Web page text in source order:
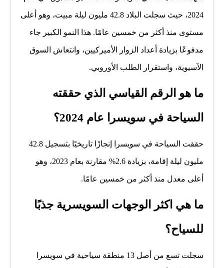
2024، حيث سجلت البلاد 42.8 مليون ليلة مبيت، وهو أعلى
مستوى منذ أكثر من خمسين عامًا. هذا النمو الكبير جاء
مدفوعًا بزيادة أعداد الزوار الأميركيين، وانتعاش السوق
الآسيوية، واستقرار الطلب الأوروبي.
ما هو الرقم القياسي الذي حققته
السياحة في سويسرا عام 2024؟
حققت السياحة في سويسرا إنجازًا تاريخيًا بتسجيل 42.8
مليون ليلة إقامة، بزيادة 2.6% مقارنة بعام 2023، وهو
أعلى معدل منذ أكثر من خمسين عامًا.
ما هي اكثر الوجهات السويسرية جذبًا
للسياح؟
سجلت تسع من أصل 13 منطقة سياحية في سويسرا